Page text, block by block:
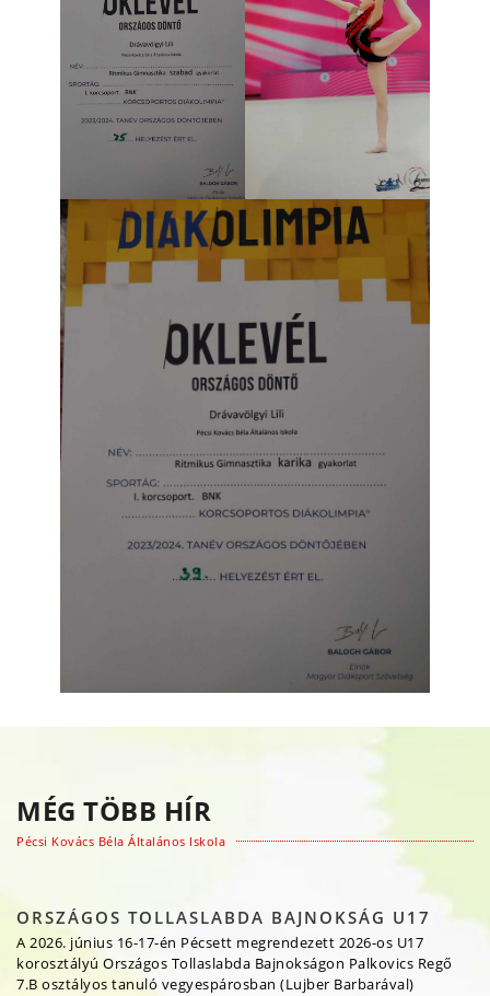
MÉG TÖBB HÍR
Pécsi Kovács Béla Általános Iskola
ORSZÁGOS TOLLASLABDA BAJNOKSÁG U17
A 2026. június 16-17-én Pécsett megrendezett 2026-os U17
korosztályú Országos Tollaslabda Bajnokságon Palkovics Regő
7.B osztályos tanuló vegyespárosban (Lujber Barbarával)